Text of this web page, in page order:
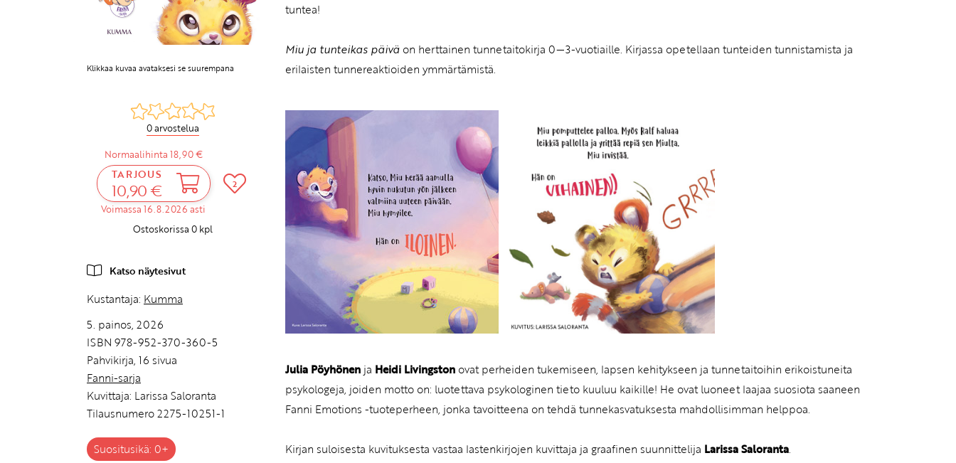
Klikkaa kuvaa avataksesi se suurempana
0 arvostelua
Normaalihinta 18,90 €
TARJOUS
10,90 €
Voimassa 16.8.2026 asti
2
Ostoskorissa 0kpl
Katso näytesivut
Kustantaja: Kumma
5. painos, 2026
ISBN 978-952-370-360-5
Pahvikirja, 16 sivua
Fanni-sarja
Kuvittaja: Larissa Saloranta
Tilausnumero 2275-10251-1
Suositusikä: 0+
tuntea!
Miu ja tunteikas päivä on herttainen tunnetaitokirja 0—3-vuotiaille. Kirjassa opetellaan tunteiden tunnistamista ja
erilaisten tunnereaktioiden ymmärtämistä.
Julia Pöyhönen ja Heidi Livingston ovat perheiden tukemiseen, lapsen kehitykseen ja tunnetaitoihin erikoistuneita
psykologeja, joiden motto on: luotettava psykologinen tieto kuuluu kaikille! He ovat luoneet laajaa suosiota saaneen
Fanni Emotions -tuoteperheen, jonka tavoitteena on tehdä tunnekasvatuksesta mahdollisimman helppoa.
Kirjan suloisesta kuvituksesta vastaa lastenkirjojen kuvittaja ja graafinen suunnittelija Larissa Saloranta.